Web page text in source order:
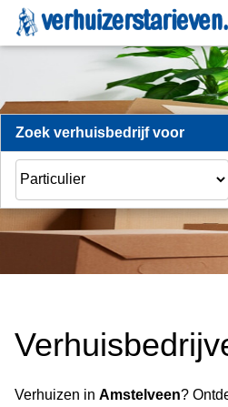
Zoek verhuisbedrijf voor
Verhuizen in Amstelveen?